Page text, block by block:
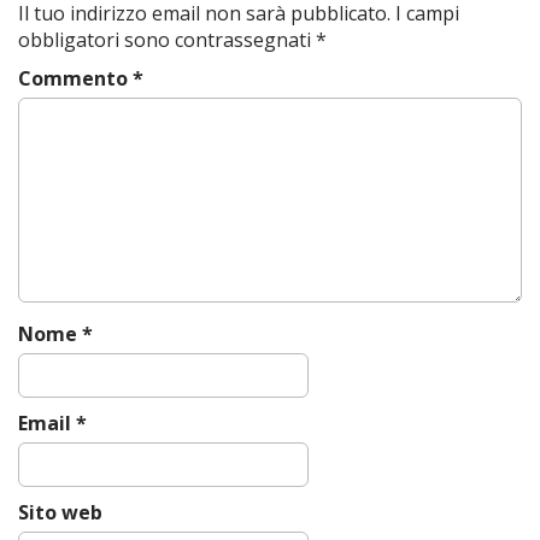
n
a
v
n
Il tuo indirizzo email non sarà pubblicato. I campi
obbligatori sono contrassegnati *
Commento*
Nome *
Email *
Sito web